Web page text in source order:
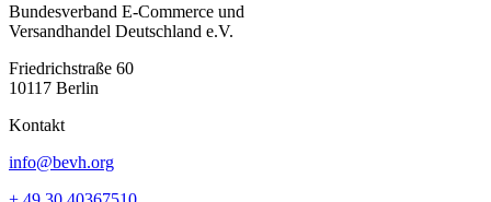
Bundesverband E-Commerce und
Versandhandel Deutschland e.V.
Friedrichstraße 60
10117 Berlin
Kontakt
info@bevh.org